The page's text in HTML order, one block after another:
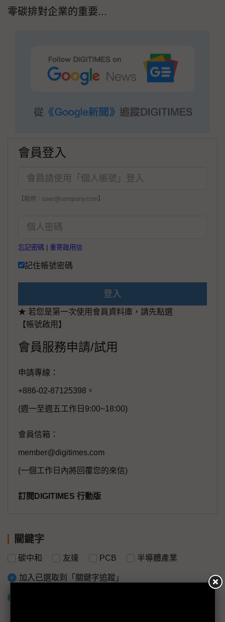
零碳排對企業的重要...
會員登入
【範例：user@company.com】
忘記密碼 重寄啟用信
記住帳號密碼
登入
★ 若您是第一次使用會員資料庫，請先點選
【帳號啟用】
會員服務申請/試用
申請專線：
+886-02-87125398。
(週一至週五工作日9:00~18:00)
會員信箱：
member@digitimes.com
(一個工作日內將回覆您的來信)
訂閱DIGITIMES 行動版
關鍵字
碳中和 友達 PCB 半導體產業
加入已選取到「關鍵字追蹤」